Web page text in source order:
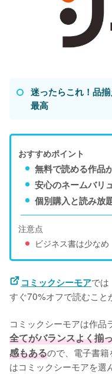
迷ったらこれ！品
最高
おすすめポイント
無料で読める作品
安心のネームバリ
個別購入と読み放
注意点
ビジネス書は少なめ
コミックシーモアでは
すぐ70%オフで読むこと
コミックシーモアは作品
全てがバランスよく揃
感もあるので、電子書
はコミックシーモアを選